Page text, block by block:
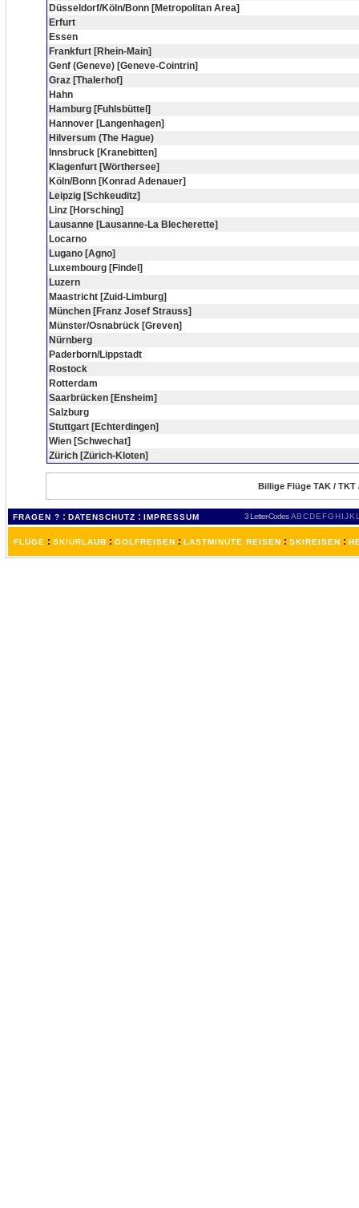
Düsseldorf/Köln/Bonn [Metropolitan Area]
Erfurt
Essen
Frankfurt [Rhein-Main]
Genf (Geneve) [Geneve-Cointrin]
Graz [Thalerhof]
Hahn
Hamburg [Fuhlsbüttel]
Hannover [Langenhagen]
Hilversum (The Hague)
Innsbruck [Kranebitten]
Klagenfurt [Wörthersee]
Köln/Bonn [Konrad Adenauer]
Leipzig [Schkeuditz]
Linz [Horsching]
Lausanne [Lausanne-La Blecherette]
Locarno
Lugano [Agno]
Luxembourg [Findel]
Luzern
Maastricht [Zuid-Limburg]
München [Franz Josef Strauss]
Münster/Osnabrück [Greven]
Nürnberg
Paderborn/Lippstadt
Rostock
Rotterdam
Saarbrücken [Ensheim]
Salzburg
Stuttgart [Echterdingen]
Wien [Schwechat]
Zürich [Zürich-Kloten]
Billige Flüge TAK /
FRAGEN ? : DATENSCHUTZ : IMPRESSUM 3 Letter-Codes ABCDEFGH IJKL
FLÜGE : SKIURLAUB : GOLFREISEN : LASTMINUTE REISEN : SKIREISEN :